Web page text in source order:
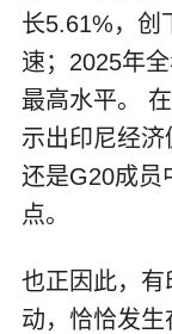
长5.61%，创
速；2025年
最高水平。
示出印尼经济
还是G20成员
点。
也正因此，
动，恰恰发生